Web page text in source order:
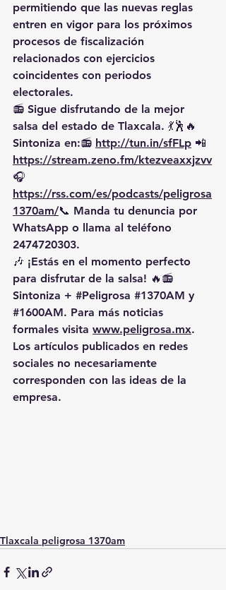
permitiendo que las nuevas reglas
entren en vigor para los próximos
procesos de fiscalización
relacionados con ejercicios
coincidentes con periodos
electorales.
📻 Sigue disfrutando de la mejor
salsa del estado de Tlaxcala. 💃🕺🔥
Sintoniza en:📻 http://tun.in/sfFLp 📲
https://stream.zeno.fm/ktezveaxxjzvv
🎧
https://rss.com/es/podcasts/peligrosa
1370am/📞 Manda tu denuncia por
WhatsApp o llama al teléfono
2474720303.
🎶 ¡Estás en el momento perfecto
para disfrutar de la salsa! 🔥📻
Sintoniza + #Peligrosa #1370AM y
#1600AM. Para más noticias
formales visita www.peligrosa.mx.
Los artículos publicados en redes
sociales no necesariamente
corresponden con las ideas de la
empresa.
Tlaxcala peligrosa 1370am